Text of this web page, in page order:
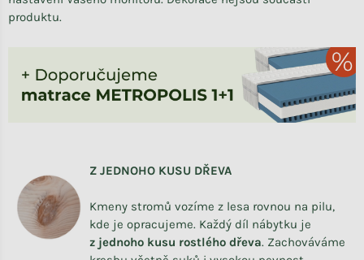
produktu.
Z JEDNOHO KUSU DŘEVA
Kmeny stromů vozíme z lesa rovnou na pilu,
kde je opracujeme. Každý díl nábytku je
z jednoho kusu rostlého dřeva. Zachováváme